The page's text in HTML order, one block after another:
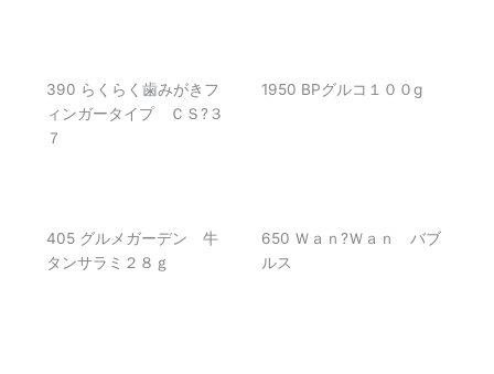
390 らくらく歯みがきフ
ィンガータイプ ＣＳ?３
７
1950 BPグルコ１００g
405 グルメガーデン 牛
タンサラミ２８ｇ
650 Ｗａｎ?Ｗａｎ バブ
ルス